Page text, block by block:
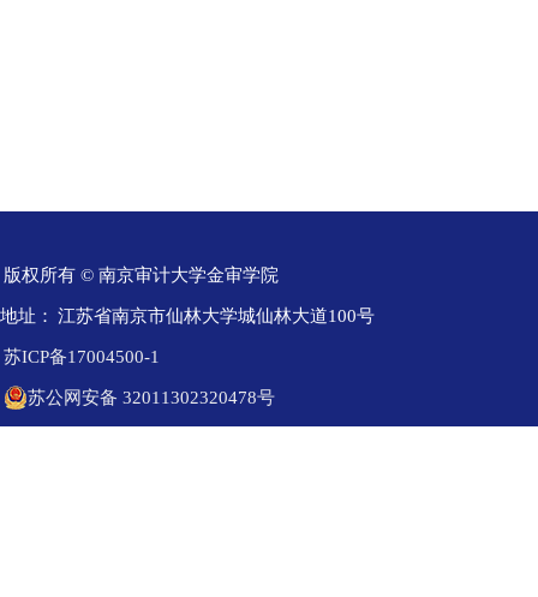
版权所有 © 南京审计大学金审学院
地址： 江苏省南京市仙林大学城仙林大道100号
苏ICP备17004500-1
苏公网安备 32011302320478号